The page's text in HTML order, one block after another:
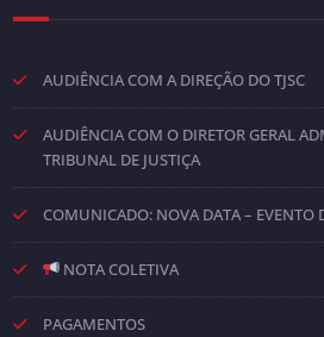
AUDIÊNCIA COM A DIREÇÃO DO TJSC
AUDIÊNCIA COM O DIRETOR GERAL
TRIBUNAL DE JUSTIÇA
COMUNICADO: NOVA DATA – EVENTO
NOTA COLETIVA
PAGAMENTOS